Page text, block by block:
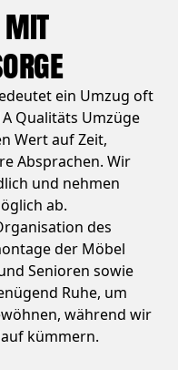
mit
ein Umzug oft
Qualitäts Umzüge
Wert auf Zeit,
Absprachen. Wir
und nehmen
ab.
des
der Möbel
Senioren sowie
Ruhe, um
während wir
kümmern.